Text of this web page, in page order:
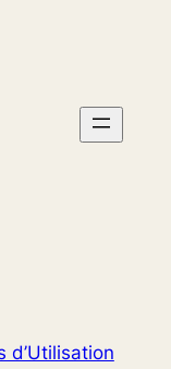
d’Utilisation